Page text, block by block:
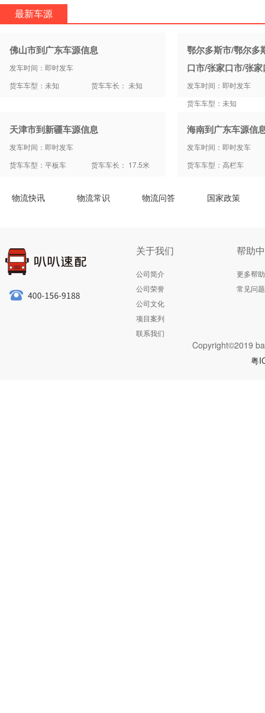
最新车源
佛山市到广东车源信息
发车时间：即时发车
货车车型：未知
货车车长： 未知
鄂尔多斯市/鄂尔多
口市/张家口市/张
发车时间：即时发车
货车车型：未知
天津市到新疆车源信息
发车时间：即时发车
货车车型：平板车
货车车长： 17.5米
海南到广东车源信
发车时间：即时发车
货车车型：高栏车
物流快讯 物流常识 物流问答 国家政策
关于我们
公司简介
公司荣誉
公司文化
项目案列
联系我们
帮助
更多帮助
常见问题
Copyright©2019
粤